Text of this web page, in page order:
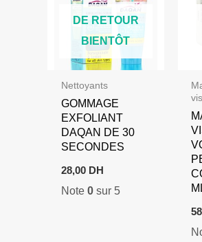
DE RETOUR
BIENTÔT
Nettoyants
GOMMAGE
EXFOLIANT
DAQAN DE 30
SECONDES
28,00 DH
Note 0sur 5